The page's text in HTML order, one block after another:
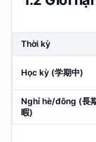
Thời kỳ
Học kỳ (学期中)
Nghỉ hè/đông (長
暇)